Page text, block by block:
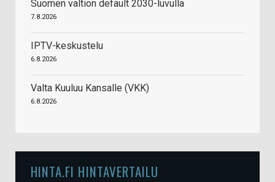
Suomen valtion default 2030-luvulla
7.8.2026
IPTV-keskustelu
6.8.2026
Valta Kuuluu Kansalle (VKK)
6.8.2026
HINTA.FI HINTAVERTAILU